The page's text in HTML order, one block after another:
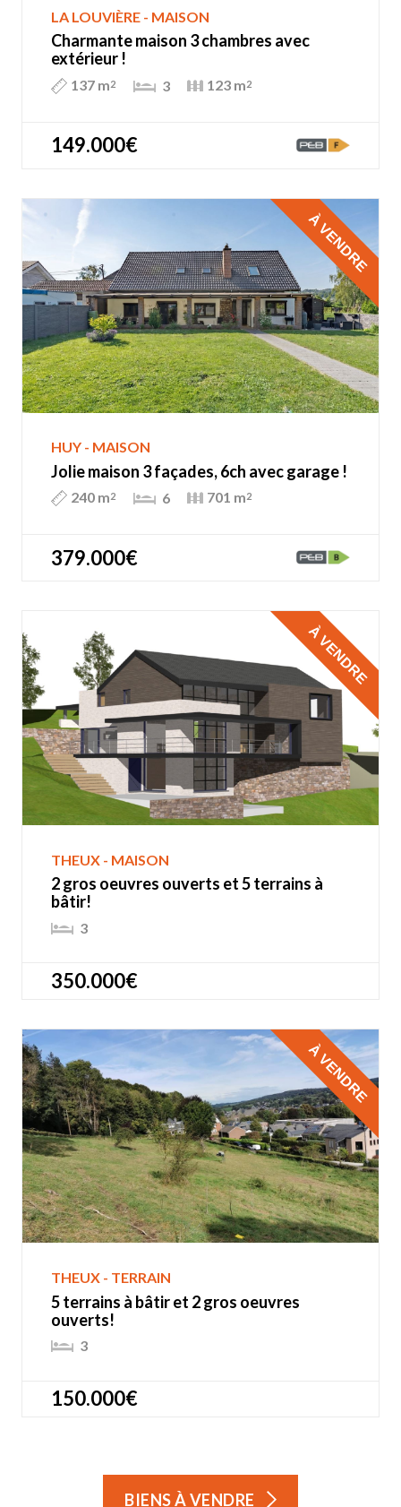
LA LOUVIÈRE - MAISON
Charmante maison 3 chambres avec
extérieur !
137 m2 3 123 m2
149.000€
HUY - MAISON
Jolie maison 3 façades, 6ch avec garage !
240 m2 6 701 m2
379.000€
À VENDRE
THEUX - MAISON
2 gros oeuvres ouverts et 5 terrains à
bâtir!
3
350.000€
À VENDRE
THEUX - TERRAIN
5 terrains à bâtir et 2 gros oeuvres
ouverts!
3
150.000€
À VENDRE
BIENS À VENDRE